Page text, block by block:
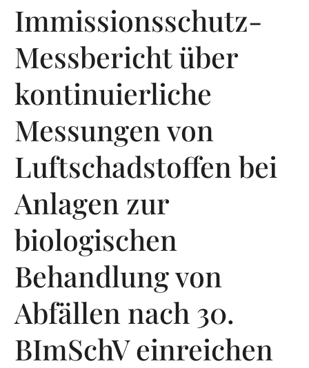
Immissionsschutz-
Messbericht über
kontinuierliche
Messungen von
Luftschadstoffen bei
Anlagen zur
biologischen
Behandlung von
Abfällen nach 30.
BImSchV einreichen